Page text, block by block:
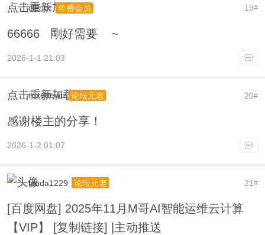
点击重新加载 19#
clericc 年费会员
66666 剛好需要 ~
2026-1-1 21:03
点击重新加载 20#
roxettewu 论坛元老
感谢楼主的分享！
2026-1-2 01:07
21#
laoda1229 论坛元老
[百度网盘] 2025年11月M哥AI智能运维云计算
【VIP】 [复制链接] |主动推送